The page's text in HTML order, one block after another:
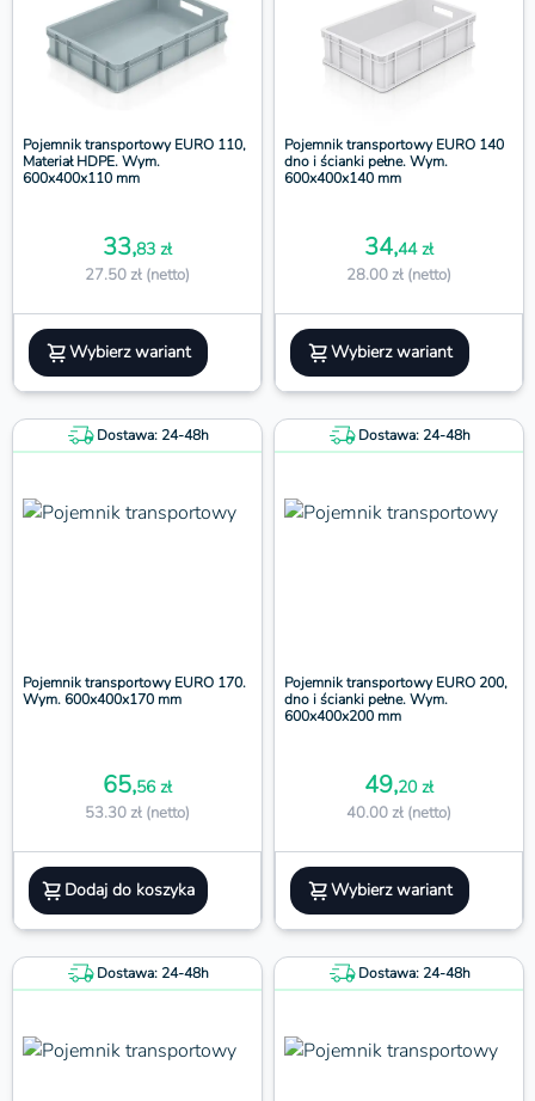
Pojemnik transportowy EURO 110,
Materiał HDPE. Wym.
600x400x110 mm
33,83 zł
27.50 zł (netto)
Wybierz wariant
Pojemnik transportowy EURO 140
dno i ścianki pełne. Wym.
600x400x140 mm
34,44 zł
28.00 zł (netto)
Wybierz wariant
Dostawa: 24-48h
Pojemnik transportowy EURO 170.
Wym. 600x400x170 mm
65,56 zł
53.30 zł (netto)
Dodaj do koszyka
Dostawa: 24-48h
Pojemnik transportowy EURO 200,
dno i ścianki pełne. Wym.
600x400x200 mm
49,20 zł
40.00 zł (netto)
Wybierz wariant
Dostawa: 24-48h Dostawa: 24-48h